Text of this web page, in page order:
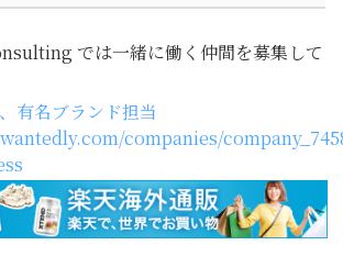
では一緒に働く仲間を募集して
有名ブランド担当
companies/